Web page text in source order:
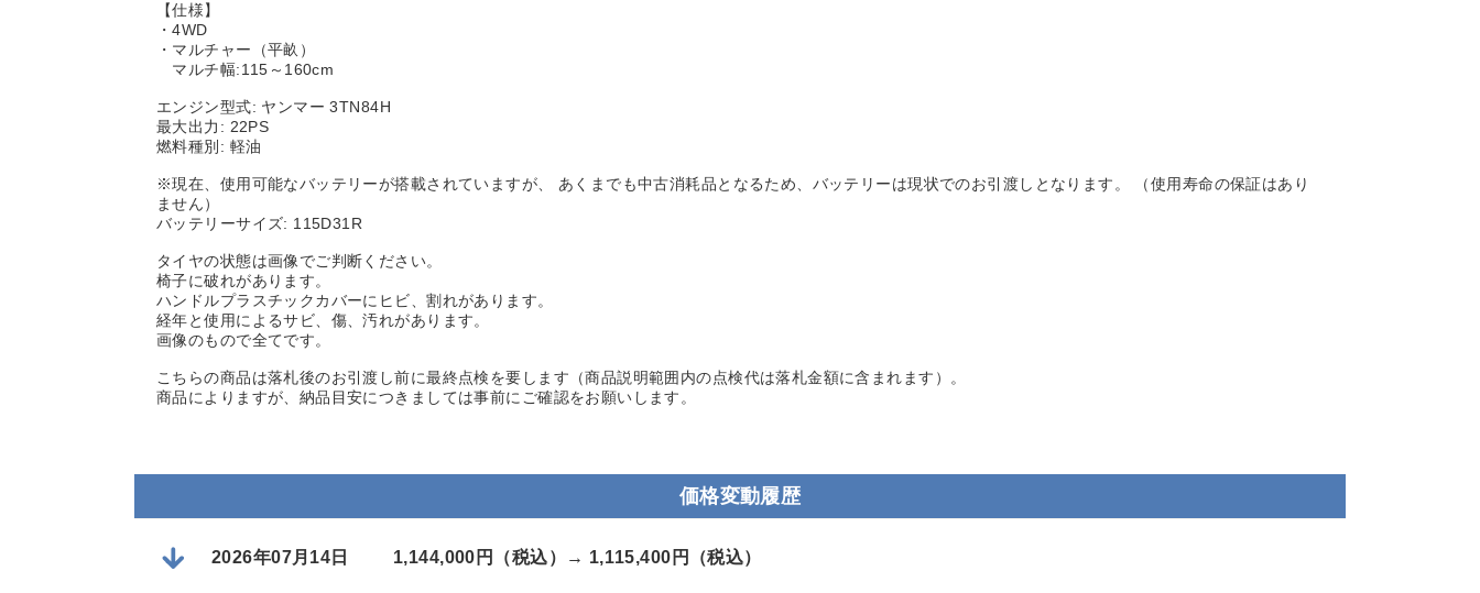
【仕様】
・4WD
・マルチャー（平畝）
マルチ幅:115～160cm
エンジン型式: ヤンマー 3TN84H
最大出力: 22PS
燃料種別: 軽油
※現在、使用可能なバッテリーが搭載されていますが、 あくまでも中古消耗品となるため、バッテリーは現状でのお引渡しとなります。 （使用寿命の保証はあり
ません）
バッテリーサイズ: 115D31R
タイヤの状態は画像でご判断ください。
椅子に破れがあります。
ハンドルプラスチックカバーにヒビ、割れがあります。
経年と使用によるサビ、傷、汚れがあります。
画像のもので全てです。
こちらの商品は落札後のお引渡し前に最終点検を要します（商品説明範囲内の点検代は落札金額に含まれます）。
商品によりますが、納品目安につきましては事前にご確認をお願いします。
価格変動履歴
2026年07月14日 1,144,000円（税込）→ 1,115,400円（税込）